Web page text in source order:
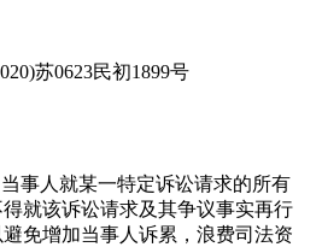
苏0623民初1899号
事人就某一特定诉讼请求的所有
就该诉讼请求及其争议事实再行
免增加当事人诉累，浪费司法资